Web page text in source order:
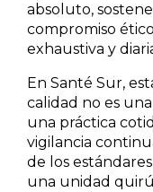
absoluto,
compromiso
exhaustiva y
En Santé Sur,
calidad no es
una práctica
vigilancia
de los
una unidad